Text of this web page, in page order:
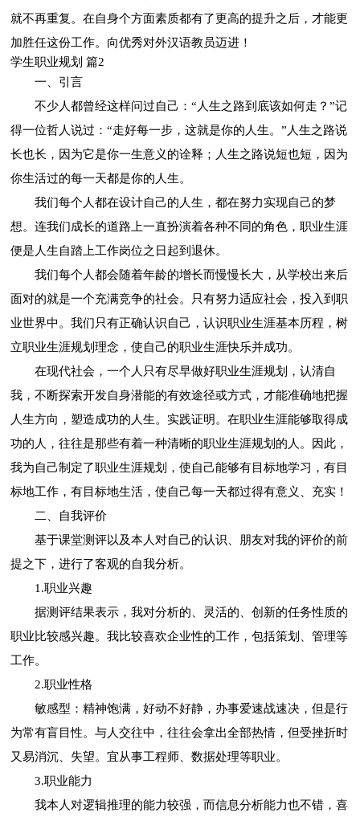
就不再重复。在自身个方面素质都有了更高的提升之后，才能更
加胜任这份工作。向优秀对外汉语教员迈进！
学生职业规划 篇2
一、引言
不少人都曾经这样问过自己：“人生之路到底该如何走？”记
得一位哲人说过：“走好每一步，这就是你的人生。”人生之路说
长也长，因为它是你一生意义的诠释；人生之路说短也短，因为
你生活过的每一天都是你的人生。
我们每个人都在设计自己的人生，都在努力实现自己的梦
想。连我们成长的道路上一直扮演着各种不同的角色，职业生涯
便是人生自踏上工作岗位之日起到退休。
我们每个人都会随着年龄的增长而慢慢长大，从学校出来后
面对的就是一个充满竞争的社会。只有努力适应社会，投入到职
业世界中。我们只有正确认识自己，认识职业生涯基本历程，树
立职业生涯规划理念，使自己的职业生涯快乐并成功。
在现代社会，一个人只有尽早做好职业生涯规划，认清自
我，不断探索开发自身潜能的有效途径或方式，才能准确地把握
人生方向，塑造成功的人生。实践证明。在职业生涯能够取得成
功的人，往往是那些有着一种清晰的职业生涯规划的人。因此，
我为自己制定了职业生涯规划，使自己能够有目标地学习，有目
标地工作，有目标地生活，使自己每一天都过得有意义、充实！
二、自我评价
基于课堂测评以及本人对自己的认识、朋友对我的评价的前
提之下，进行了客观的自我分析。
1.职业兴趣
据测评结果表示，我对分析的、灵活的、创新的任务性质的
职业比较感兴趣。我比较喜欢企业性的工作，包括策划、管理等
工作。
2.职业性格
敏感型：精神饱满，好动不好静，办事爱速战速决，但是行
为常有盲目性。与人交往中，往往会拿出全部热情，但受挫折时
又易消沉、失望。宜从事工程师、数据处理等职业。
3.职业能力
我本人对逻辑推理的能力较强，而信息分析能力也不错，喜